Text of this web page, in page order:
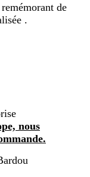
de
.
nous